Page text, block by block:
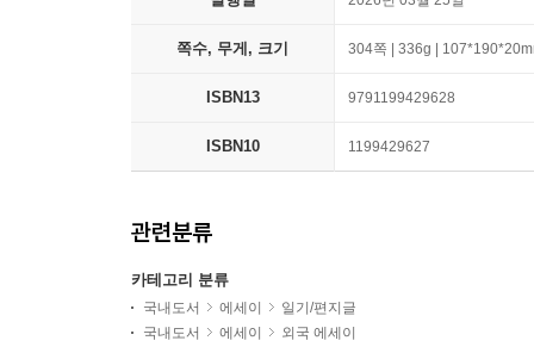
쪽수, 무게, 크기 304쪽 | 336g |
ISBN13 9791199429628
ISBN10 1199429627
관련분류
카테고리 분류
국내도서 에세이
일기/편지글
국내도서
에세이 외국 에세이